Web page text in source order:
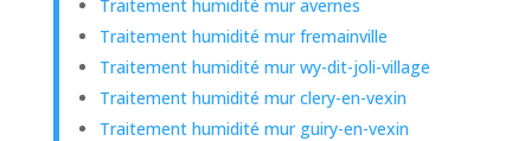
Traitement humidité mur avernes
Traitement humidité mur fremainville
Traitement humidité mur wy-dit-joli-village
Traitement humidité mur clery-en-vexin
Traitement humidité mur guiry-en-vexin